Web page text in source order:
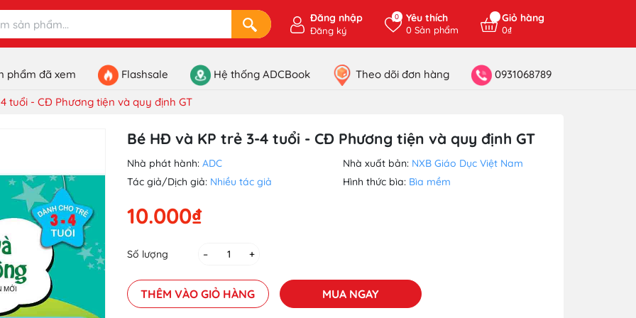
Đăng nhập
Đăng ký
0 Yêu thích
0Sản phẩm
Giỏ hàng
0₫
phẩm đã xem Flashsale Hệ thống ADCBook Theo dõi đơn hàng 0931068789
tuổi - CĐ Phương tiện và quy định GT
Bé HĐ và KP trẻ 3-4 tuổi - CĐ Phương tiện và quy định GT
Nhà phát hành: ADC Nhà xuất bản: NXB Giáo Dục Việt Nam
Tác giả/Dịch giả: Nhiều tác giả Hình thức bìa: Bìa mềm
10.000₫
Số lượng – +
THÊM VÀO GIỎ HÀNG MUA NGAY